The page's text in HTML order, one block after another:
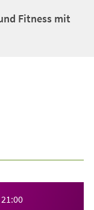
Fitness mit
21:00